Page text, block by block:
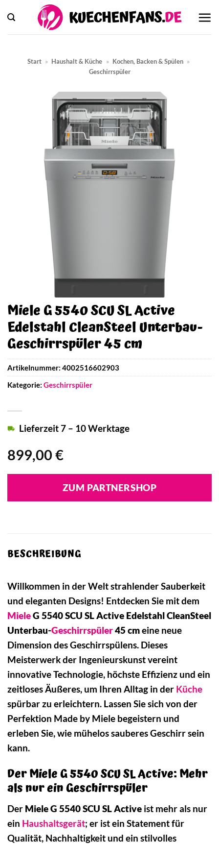
Inhalt
springen
Start » Haushalt & Küche » Kochen, Backen & Spülen »
Geschirrspüler
Miele G 5540 SCU SL Active
Edelstahl CleanSteel Unterbau-
Geschirrspüler 45 cm
899,00 €
Lieferzeit 7 – 10 Werktage
ZUM PARTNERSHOP
Artikelnummer: 4002516602903
Kategorie: Geschirrspüler
BESCHREIBUNG
Willkommen in der Welt strahlender Sauberkeit
und eleganten Designs! Entdecken Sie mit dem
MieleG 5540 SCU SL Active Edelstahl CleanSteel
Unterbau-Geschirrspüler45 cmeine neue
Dimension des Geschirrspülens. Dieses
Meisterwerk der Ingenieurskunst vereint
innovative Technologie, höchste Effizienz und ein
zeitloses Äußeres, um Ihren Alltag in der Küche
spürbar zu erleichtern. Lassen Sie sich von der
Perfektion Made by Miele begeistern und
erleben Sie, wie mühelos sauberes Geschirr sein
kann.
Der Miele G 5540 SCU SL Active: Mehr
als nur ein Geschirrspüler
Der Miele G 5540 SCU SL Active ist mehr als nur
ein Haushaltsgerät; er ist ein Statement für
Qualität, Nachhaltigkeit und ein stilvolles